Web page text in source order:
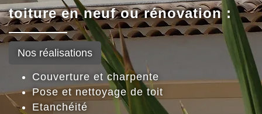
toiture en neuf ou rénovation :
Nos réalisations
Couverture et charpente
Pose et nettoyage de toit
Etanchéité